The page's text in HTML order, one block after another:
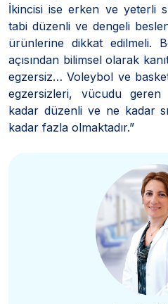
İkincisi ise erken ve yeterli
tabi düzenli ve dengeli
ürünlerine dikkat edilmeli.
açısından bilimsel olarak
egzersiz… Voleybol ve
egzersizleri, vücudu
kadar düzenli ve ne kadar
kadar fazla olmaktadır.”